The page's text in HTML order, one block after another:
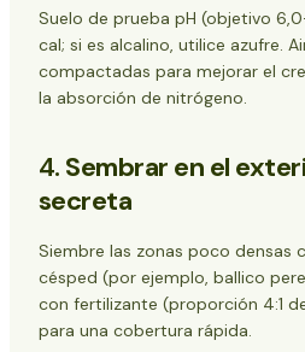
Suelo de prueba pH (objetivo
cal; si es alcalino, utilice azufre.
compactadas para mejorar el
la absorción de nitrógeno.
4. Sembrar en el
secreta
Siembre las zonas poco densas
césped (por ejemplo, ballico
con fertilizante (proporción 4:1
para una cobertura rápida.